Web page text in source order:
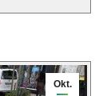
Okt.